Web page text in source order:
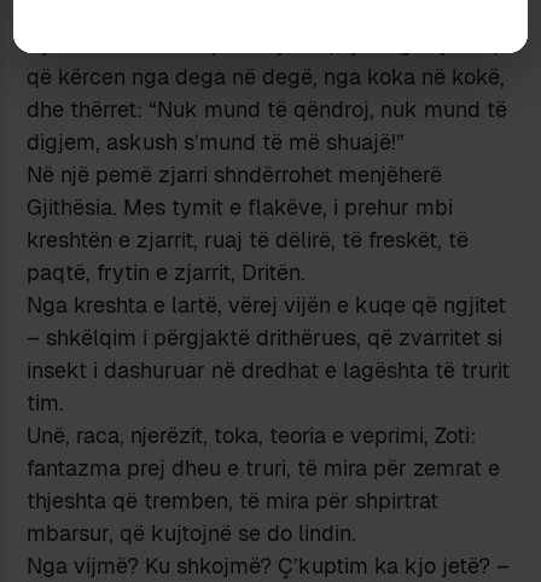
që kërcen nga dega në degë, nga koka në kokë,
dhe thërret: “Nuk mund të qëndroj, nuk mund të
digjem, askush s’mund të më shuajë!”
Në një pemë zjarri shndërrohet menjëherë
Gjithësia. Mes tymit e flakëve, i prehur mbi
kreshtën e zjarrit, ruaj të dëlirë, të freskët, të
paqtë, frytin e zjarrit, Dritën.
Nga kreshta e lartë, vërej vijën e kuqe që ngjitet
– shkëlqim i përgjaktë drithërues, që zvarritet si
insekt i dashuruar në dredhat e lagështa të trurit
tim.
Unë, raca, njerëzit, toka, teoria e veprimi, Zoti:
fantazma prej dheu e truri, të mira për zemrat e
thjeshta që tremben, të mira për shpirtrat
mbarsur, që kujtojnë se do lindin.
Nga vijmë? Ku shkojmë? Ç’kuptim ka kjo jetë? –